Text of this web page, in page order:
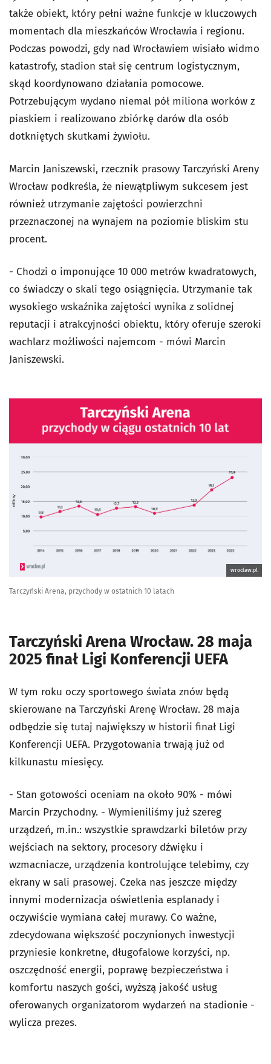
także obiekt, który pełni ważne funkcje w kluczowych
momentach dla mieszkańców Wrocławia i regionu.
Podczas powodzi, gdy nad Wrocławiem wisiało widmo
katastrofy, stadion stał się centrum logistycznym,
skąd koordynowano działania pomocowe.
Potrzebującym wydano niemal pół miliona worków z
piaskiem i realizowano zbiórkę darów dla osób
dotkniętych skutkami żywiołu.
Marcin Janiszewski, rzecznik prasowy Tarczyński Areny
Wrocław podkreśla, że niewątpliwym sukcesem jest
również utrzymanie zajętości powierzchni
przeznaczonej na wynajem na poziomie bliskim stu
procent.
- Chodzi o imponujące 10 000 metrów kwadratowych,
co świadczy o skali tego osiągnięcia. Utrzymanie tak
wysokiego wskaźnika zajętości wynika z solidnej
reputacji i atrakcyjności obiektu, który oferuje szeroki
wachlarz możliwości najemcom - mówi Marcin
Janiszewski.
wroclaw.pl
Tarczyński Arena, przychody w ostatnich 10 latach
Tarczyński Arena Wrocław. 28 maja
2025 finał Ligi Konferencji UEFA
W tym roku oczy sportowego świata znów będą
skierowane na Tarczyński Arenę Wrocław. 28 maja
odbędzie się tutaj największy w historii finał Ligi
Konferencji UEFA. Przygotowania trwają już od
kilkunastu miesięcy.
- Stan gotowości oceniam na około 90% - mówi
Marcin Przychodny. - Wymieniliśmy już szereg
urządzeń, m.in.: wszystkie sprawdzarki biletów przy
wejściach na sektory, procesory dźwięku i
wzmacniacze, urządzenia kontrolujące telebimy, czy
ekrany w sali prasowej. Czeka nas jeszcze między
innymi modernizacja oświetlenia esplanady i
oczywiście wymiana całej murawy. Co ważne,
zdecydowana większość poczynionych inwestycji
przyniesie konkretne, długofalowe korzyści, np.
oszczędność energii, poprawę bezpieczeństwa i
komfortu naszych gości, wyższą jakość usług
oferowanych organizatorom wydarzeń na stadionie -
wylicza prezes.